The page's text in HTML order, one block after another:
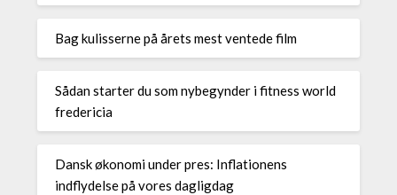
Bag kulisserne på årets mest ventede film
Sådan starter du som nybegynder i fitness world
fredericia
Dansk økonomi under pres: Inflationens
indflydelse på vores dagligdag